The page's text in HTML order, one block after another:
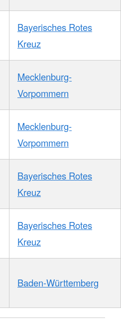
Bayerisches Rotes
Kreuz
Mecklenburg-
Vorpommern
Mecklenburg-
Vorpommern
Bayerisches Rotes
Kreuz
Bayerisches Rotes
Kreuz
Baden-Württemberg